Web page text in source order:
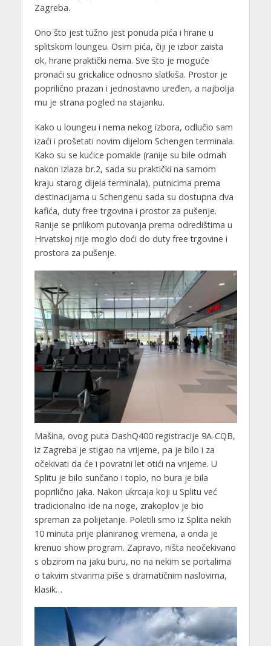
Zagreba.
Ono što jest tužno jest ponuda pića i hrane u
splitskom loungeu. Osim pića, čiji je izbor zaista
ok, hrane praktički nema. Sve što je moguće
pronaći su grickalice odnosno slatkiša. Prostor je
poprilično prazan i jednostavno uređen, a najbolja
mu je strana pogled na stajanku.
Kako u loungeu i nema nekog izbora, odlučio sam
izaći i prošetati novim dijelom Schengen terminala.
Kako su se kućice pomakle (ranije su bile odmah
nakon izlaza br.2, sada su praktički na samom
kraju starog dijela terminala), putnicima prema
destinacijama u Schengenu sada su dostupna dva
kafića, duty free trgovina i prostor za pušenje.
Ranije se prilikom putovanja prema odredištima u
Hrvatskoj nije moglo doći do duty free trgovine i
prostora za pušenje.
Mašina, ovog puta DashQ400 registracije 9A-CQB,
iz Zagreba je stigao na vrijeme, pa je bilo i za
očekivati da će i povratni let otići na vrijeme. U
Splitu je bilo sunčano i toplo, no bura je bila
poprilično jaka. Nakon ukrcaja koji u Splitu već
tradicionalno ide na noge, zrakoplov je bio
spreman za polijetanje. Poletili smo iz Splita nekih
10 minuta prije planiranog vremena, a onda je
krenuo show program. Zapravo, ništa neočekivano
s obzirom na jaku buru, no na nekim se portalima
o takvim stvarima piše s dramatičnim naslovima,
klasik…